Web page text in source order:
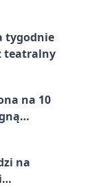
tygodnie
teatralny
na 10
na